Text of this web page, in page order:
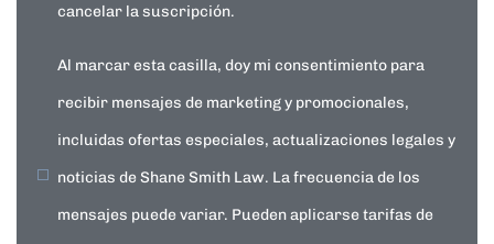
cancelar la suscripción.
Al marcar esta casilla, doy mi consentimiento para
recibir mensajes de marketing y promocionales,
incluidas ofertas especiales, actualizaciones legales y
noticias de Shane Smith Law. La frecuencia de los
mensajes puede variar. Pueden aplicarse tarifas de